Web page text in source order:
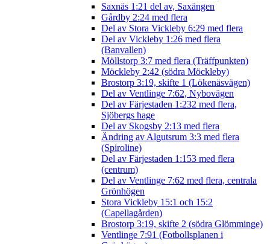
Saxnäs 1:21 del av, Saxängen
Gårdby 2:24 med flera
Del av Stora Vickleby 6:29 med flera
Del av Vickleby 1:26 med flera
(Banvallen)
Möllstorp 3:7 med flera (Träffpunkten)
Möckleby 2:42 (södra Möckleby)
Brostorp 3:19, skifte 1 (Lökenäsvägen)
Del av Ventlinge 7:62, Nybovägen
Del av Färjestaden 1:232 med flera,
Sjöbergs hage
Del av Skogsby 2:13 med flera
Ändring av Algutsrum 3:3 med flera
(Spiroline)
Del av Färjestaden 1:153 med flera
(centrum)
Del av Ventlinge 7:62 med flera, centrala
Grönhögen
Stora Vickleby 15:1 och 15:2
(Capellagården)
Brostorp 3:19, skifte 2 (södra Glömminge)
Ventlinge 7:91 (Fotbollsplanen i